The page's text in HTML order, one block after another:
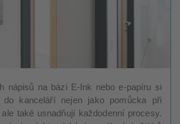
nápisů na bázi E-Ink nebo e-papíru si
do kanceláří nejen jako pomůcka při
také usnadňují každodenní procesy.